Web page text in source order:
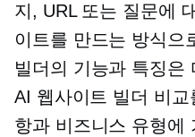
지, URL 또는 질문에
이트를 만드는 방식으
빌더의 기능과 특징은
AI 웹사이트 빌더 비
항과 비즈니스 유형에